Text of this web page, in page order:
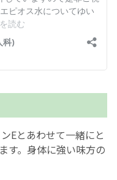
Eとあわせて一緒にと
す。身体に強い味方の